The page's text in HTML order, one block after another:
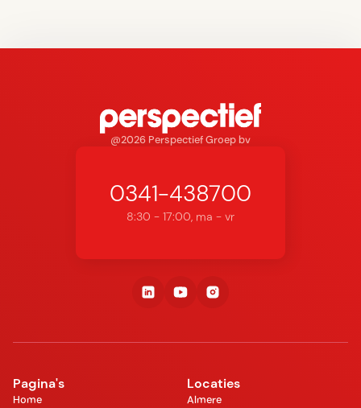
@2026 Perspectief Groep bv
0341-438700
8:30 - 17:00, ma - vr
Pagina's
Home
Locaties
Almere